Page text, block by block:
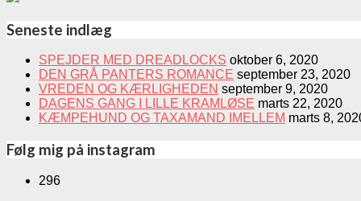
Seneste indlæg
SPEJDER MED DREADLOCKS oktober 6, 2020
DEN GRÅ PANTERS ROMANCE september 23, 2020
VREDEN OG KÆRLIGHEDEN september 9, 2020
DAGENS GANG I LILLE KRAMLØSE marts 22, 2020
KÆMPEHUND OG TAXAMAND IMELLEM marts 8,
Følg mig på instagram
296